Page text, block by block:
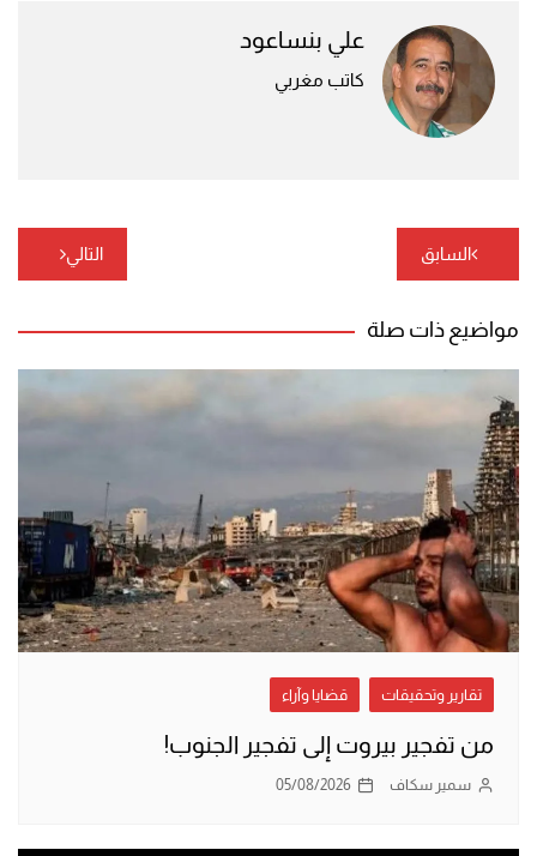
علي بنساعود
كاتب مغربي
تصفّح
المقالات
السابق التالي
مواضيع ذات صلة
تقارير وتحقيقات قضايا وآراء
من تفجير بيروت إلى تفجير الجنوب!
سمير سكاف 05/08/2026